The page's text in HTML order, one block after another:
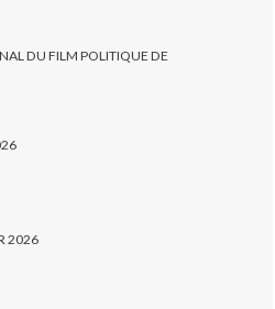
DU FILM POLITIQUE DE
2026